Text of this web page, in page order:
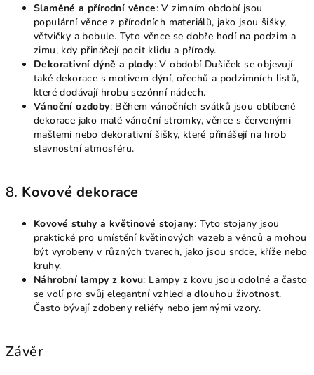
Slaměné a přírodní věnce: V zimním období jsou
populární věnce z přírodních materiálů, jako jsou šišky,
větvičky a bobule. Tyto věnce se dobře hodí na podzim a
zimu, kdy přinášejí pocit klidu a přírody.
Dekorativní dýně a plody: V období Dušiček se objevují
také dekorace s motivem dýní, ořechů a podzimních listů,
které dodávají hrobu sezónní nádech.
Vánoční ozdoby: Během vánočních svátků jsou oblíbené
dekorace jako malé vánoční stromky, věnce s červenými
mašlemi nebo dekorativní šišky, které přinášejí na hrob
slavnostní atmosféru.
8. Kovové dekorace
Kovové stuhy a květinové stojany: Tyto stojany jsou
praktické pro umístění květinových vazeb a věnců a mohou
být vyrobeny v různých tvarech, jako jsou srdce, kříže nebo
kruhy.
Náhrobní lampy z kovu: Lampy z kovu jsou odolné a často
se volí pro svůj elegantní vzhled a dlouhou životnost.
Často bývají zdobeny reliéfy nebo jemnými vzory.
Závěr